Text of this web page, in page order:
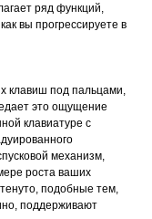
ряд функций,
вы прогрессируете в
клавиш под пальцами,
это ощущение
клавиатуре с
механизм,
роста ваших
подобные тем,
поддерживают